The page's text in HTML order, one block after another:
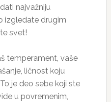
najvažniju
izgledate drugim
svet!
temperament, vaše
ličnost koju
je deo sebe koji ste
u povremenim,